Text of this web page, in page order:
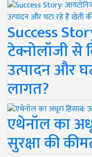
Success
टेक्नोलॉजी से
उत्पादन और
लागत?
एथेनॉल का
सुरक्षा की